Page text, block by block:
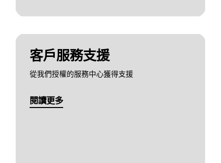
客戶服務支援
從我們授權的服務中心獲得支援
閱讀更多